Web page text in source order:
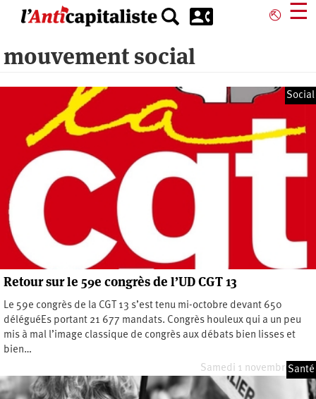
principal
⎋ ☰
mouvement social
Social
Retour sur le 59e congrès de l’UD CGT 13
Le 59e congrès de la CGT 13 s’est tenu mi-octobre devant 650
déléguéEs portant 21 677 mandats. Congrès houleux qui a un peu
mis à mal l’image classique de congrès aux débats bien lisses et
bien…
Samedi 1 novembre 2025
Santé